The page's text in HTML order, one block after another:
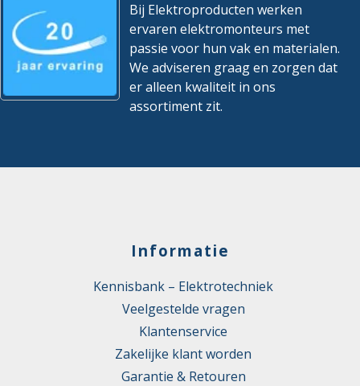
Bij Elektroproducten werken
ervaren elektromonteurs met
passie voor hun vak en materialen.
We adviseren graag en zorgen dat
er alleen kwaliteit in ons
assortiment zit.
Informatie
Kennisbank – Elektrotechniek
Veelgestelde vragen
Klantenservice
Zakelijke klant worden
Garantie & Retouren